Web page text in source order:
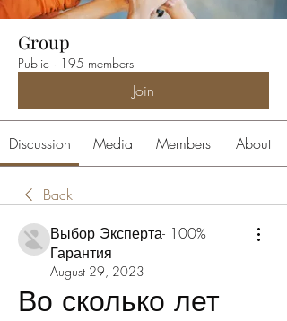
Group
Public · 195 members
Join
Discussion Media Members About
Back
Выбор Эксперта- 100%
Гарантия
August 29, 2023
Во сколько лет